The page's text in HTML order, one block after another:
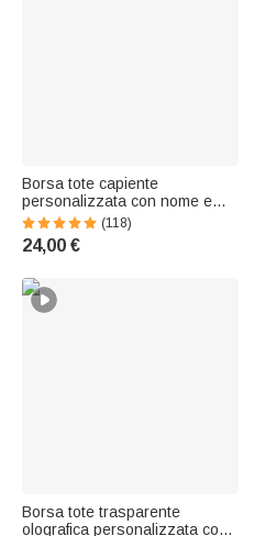
Borsa tote capiente
personalizzata con nome e
personaggio animato, con
tasca a rete - Regalo speciale
di ritorno a scuola per
(118)
24,00 €
Borsa tote trasparente
olografica personalizzata con